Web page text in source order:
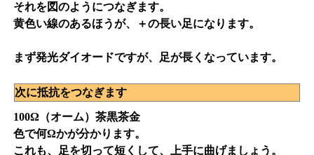
それを図のようにつなぎます。
黄色い線のあるほうが、＋の長い足になります。
まず発光ダイオードですが、足が長くなっています。
次に抵抗をつなぎます
100Ω（オーム）茶黒茶金
色で何Ωかが分かります。
これも、足を切って短くして、上手に曲げましょう。